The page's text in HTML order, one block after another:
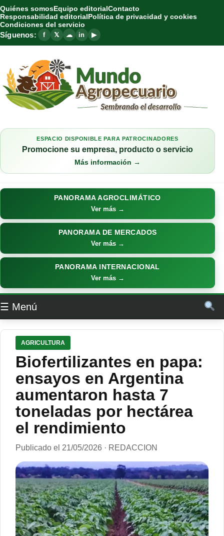
Quiénes somosEquipo editorialContacto
Responsabilidad editorialPolítica de privacidad y cookies
Condiciones del servicio
Síguenos: f 𝕏 ☁ in ▶
ESPACIO DISPONIBLE PARA PATROCINADORES
Promocione su empresa, producto o servicio
Más información →
PANORAMA AGROCLIMÁTICO
Ver más →
PANORAMA DE MERCADOS
Ver más →
PANORAMA INTERNACIONAL
Ver más →
☰ Menú
AGRICULTURA
Biofertilizantes en papa:
ensayos en Argentina
aumentaron hasta 7
toneladas por hectárea
el rendimiento
Publicado el 21/05/2026 · REDACCION